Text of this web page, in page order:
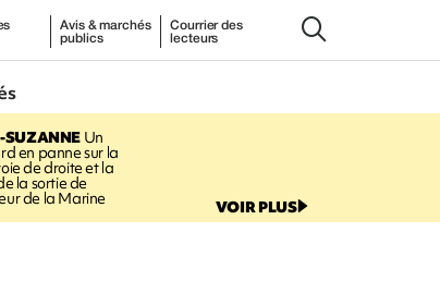
Avis & marchés
publics
Courrier des
lecteurs
SUZANNEUn
en panne sur la
de droite et la
la sortie de
de la Marine VOIR PLUS